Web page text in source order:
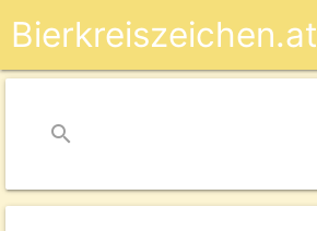
Bierkreiszeichen.at
search